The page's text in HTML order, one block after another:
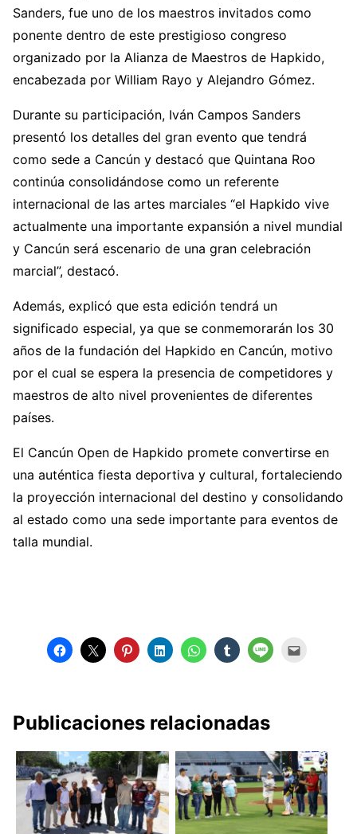
Sanders, fue uno de los maestros invitados como
ponente dentro de este prestigioso congreso
organizado por la Alianza de Maestros de Hapkido,
encabezada por William Rayo y Alejandro Gómez.
Durante su participación, Iván Campos Sanders
presentó los detalles del gran evento que tendrá
como sede a Cancún y destacó que Quintana Roo
continúa consolidándose como un referente
internacional de las artes marciales “el Hapkido vive
actualmente una importante expansión a nivel mundial
y Cancún será escenario de una gran celebración
marcial”, destacó.
Además, explicó que esta edición tendrá un
significado especial, ya que se conmemorarán los 30
años de la fundación del Hapkido en Cancún, motivo
por el cual se espera la presencia de competidores y
maestros de alto nivel provenientes de diferentes
países.
El Cancún Open de Hapkido promete convertirse en
una auténtica fiesta deportiva y cultural, fortaleciendo
la proyección internacional del destino y consolidando
al estado como una sede importante para eventos de
talla mundial.
Publicaciones relacionadas